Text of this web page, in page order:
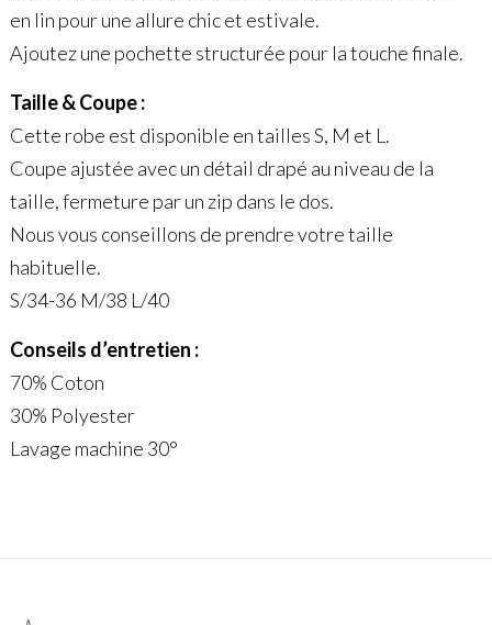
en lin pour une allure chic et estivale.
Ajoutez une pochette structurée pour la touche finale.
Taille & Coupe :
Cette robe est disponible en tailles S, M et L.
Coupe ajustée avec un détail drapé au niveau de la
taille, fermeture par un zip dans le dos.
Nous vous conseillons de prendre votre taille
habituelle.
S/34-36 M/38 L/40
Conseils d’entretien :
70% Coton
30% Polyester
Lavage machine 30°